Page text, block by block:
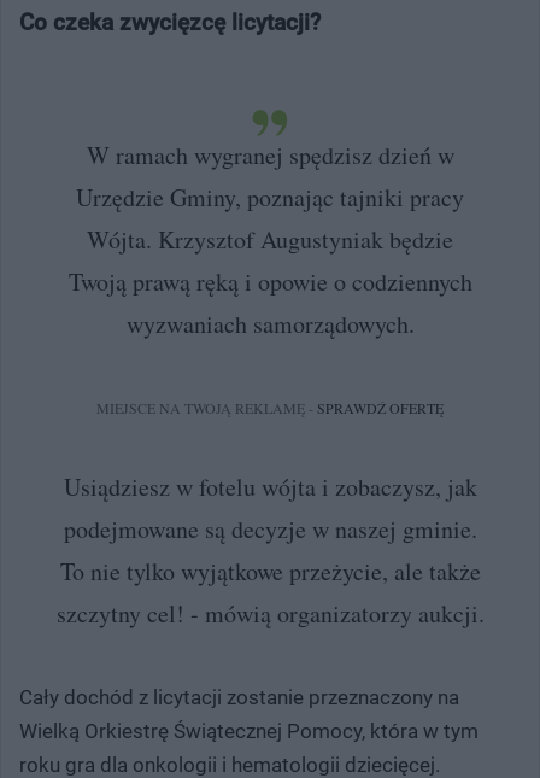
Co czeka zwycięzcę licytacji?
W ramach wygranej spędzisz dzień w
Urzędzie Gminy, poznając tajniki pracy
Wójta. Krzysztof Augustyniak będzie
Twoją prawą ręką i opowie o codziennych
wyzwaniach samorządowych.
MIEJSCE NA TWOJĄ REKLAMĘ - SPRAWDŹ OFERTĘ
Usiądziesz w fotelu wójta i zobaczysz, jak
podejmowane są decyzje w naszej gminie.
To nie tylko wyjątkowe przeżycie, ale także
szczytny cel! - mówią organizatorzy aukcji.
Cały dochód z licytacji zostanie przeznaczony na
Wielką Orkiestrę Świątecznej Pomocy, która w tym
roku gra dla onkologii i hematologii dziecięcej.